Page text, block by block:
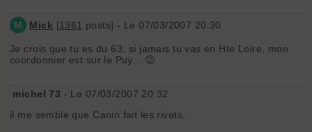
M Mick [1361 posts] - Le 07/03/2007 20:30
Je crois que tu es du 63, si jamais tu vas en Hte Loire, mon
coordonnier est sur le Puy... 😉
michel 73 - Le 07/03/2007 20:32
il me semble que Canin fait les rivets.